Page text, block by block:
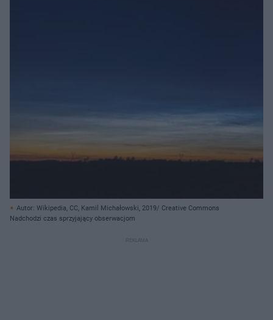
Autor: Wikipedia, CC, Kamil Michałowski, 2019/ Creative Commons
Nadchodzi czas sprzyjający obserwacjom